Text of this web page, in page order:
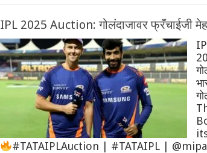
IPL 2025 Auction: गोलंदाजावर फ्रॅंचाईजी
#TATAIPLAuction | #TATAIPL |